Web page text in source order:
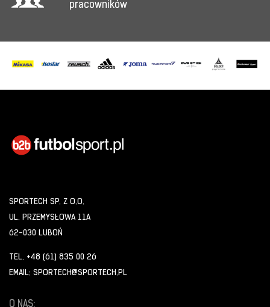
pracowników
SPORTECH SP. Z O.O.
UL. PRZEMYSŁOWA 11A
62-030 LUBOŃ
TEL. +48 (61) 835 00 26
EMAIL: SPORTECH@SPORTECH.PL
O NAS: